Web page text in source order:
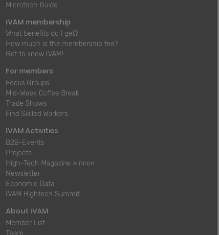
Microtech Guide
IVAM membership
What benefits do I get?
How much is the membership fee?
Get to know IVAM!
For members
Focus Groups
Mid-Week Coffee Break
Trade Shows
Find Skilled Workers
IVAM Activities
B2B-Events
Projects
High-Tech Magazine »inno«
Newsletter
Economic Data
IVAM Hightech Summit
About IVAM
Member List
Team